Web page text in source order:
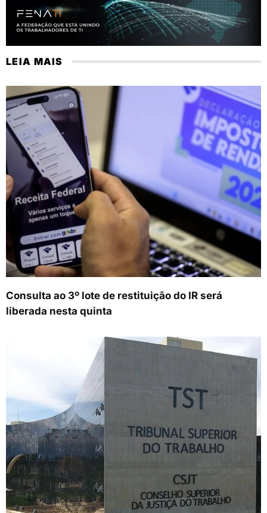
LEIA MAIS
Consulta ao 3º lote de restituição do IR será
liberada nesta quinta